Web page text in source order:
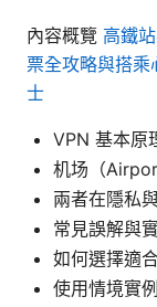
內容概覽 高鐵
票全攻略與搭乘
士
VPN 基本原
机场（
兩者在隱私
常見誤解與
如何選擇適
使用情境實